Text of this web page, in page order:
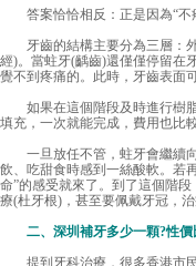
答案恰恰相反：正是因為“不
牙齒的結構主要分為三層：外
經)。當蛀牙(齲齒)還僅僅停留在
覺不到疼痛的。此時，牙齒表面
如果在這個階段及時進行樹脂
填充，一次就能完成，費用也比較
一旦放任不管，蛀牙會繼續向
飲、吃甜食時感到一絲酸軟。若
命”的感受就來了。到了這個階
療(杜牙根)，甚至要佩戴牙冠，
二、 深圳補牙多少一顆?性價
提到牙科治療，很多香港市民